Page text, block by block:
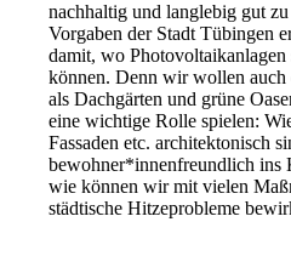
nachhaltig und langlebig gut
Vorgaben der Stadt Tübingen
damit, wo
können. Denn wir wollen
als Dachgärten und grüne
eine wichtige Rolle spielen:
Fassaden etc. architektonisch
bewohner*innenfreundlich ins
wie können wir mit vielen
städtische Hitzeprobleme